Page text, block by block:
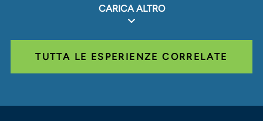
CARICA ALTRO
TUTTA LE ESPERIENZE CORRELATE